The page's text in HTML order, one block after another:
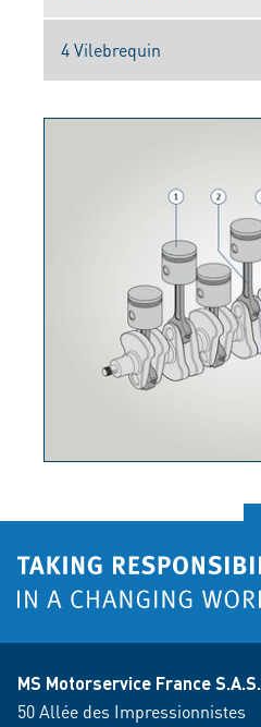
4 Vilebrequin
MS Motorservice France S.A.S.
50 Allée des Impressionnistes